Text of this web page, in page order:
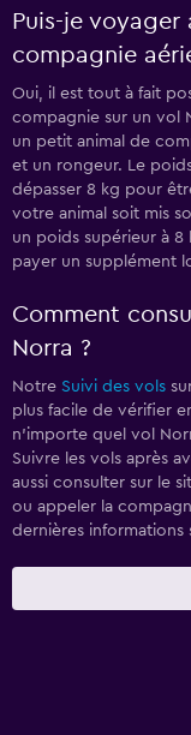
Puis-je voyager
compagnie
Oui, il est tout à fait
compagnie sur un vol
un petit animal de
et un rongeur. Le
dépasser 8 kg pour
votre animal soit mis
un poids supérieur à 8
payer un supplément
Comment
Norra ?
Notre Suivi des vols
plus facile de vérifier
n'importe quel vol
Suivre les vols après
aussi consulter sur le
ou appeler la
dernières informations